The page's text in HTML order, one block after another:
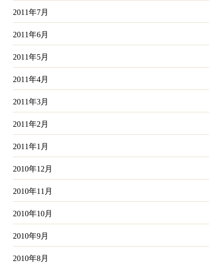
2011年7月
2011年6月
2011年5月
2011年4月
2011年3月
2011年2月
2011年1月
2010年12月
2010年11月
2010年10月
2010年9月
2010年8月